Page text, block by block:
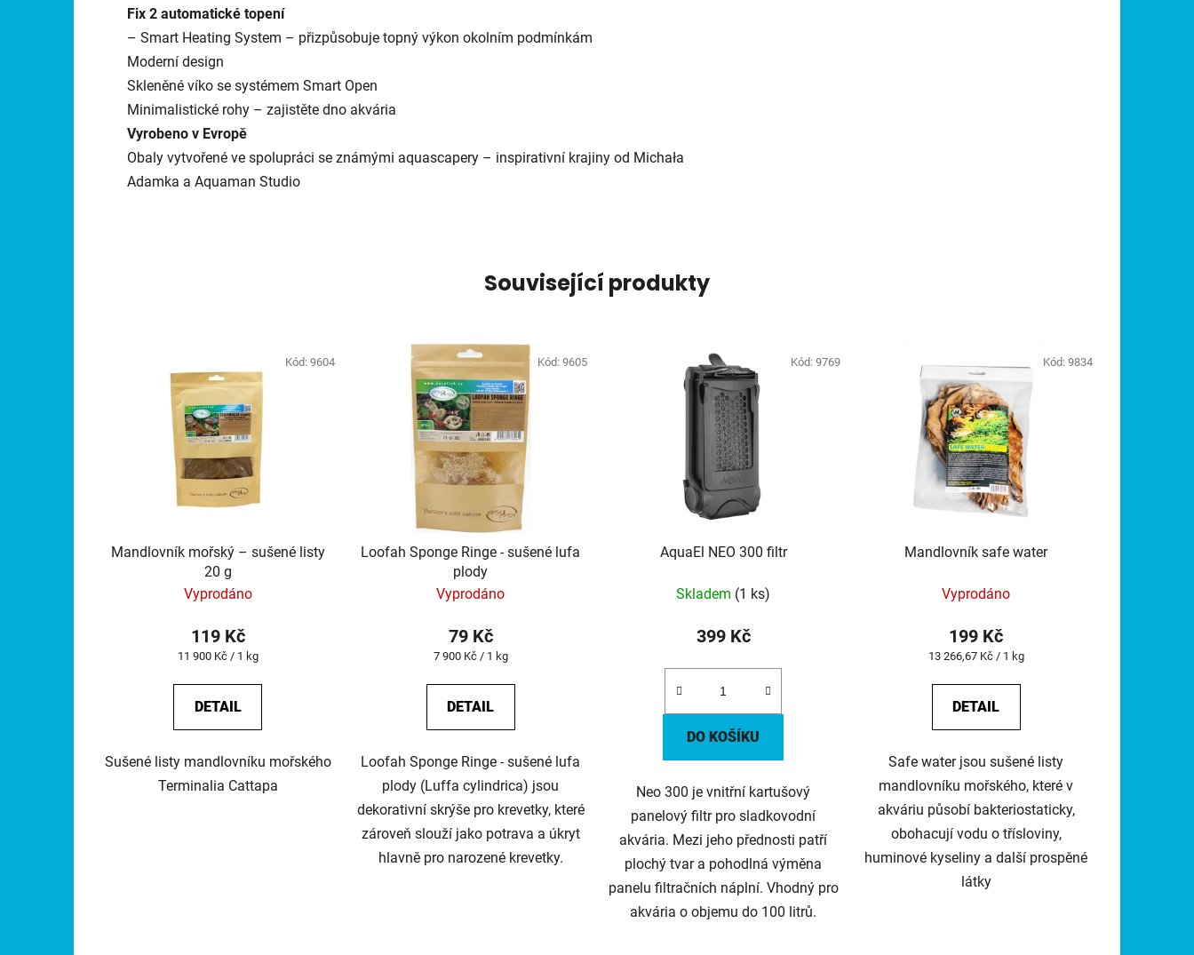
Fix 2 automatické topení
– Smart Heating System – přizpůsobuje topný výkon okolním podmínkám
Moderní design
Skleněné víko se systémem Smart Open
Minimalistické rohy – zajistěte dno akvária
Vyrobeno v Evropě
Obaly vytvořené ve spolupráci se známými aquascapery – inspirativní krajiny od Michała
Adamka a Aquaman Studio
Související produkty
Mandlovník mořský – sušené listy
20 g
Vyprodáno
119 Kč
Měrná
11 900 Kč / 1 kg
DETAIL
Sušené listy mandlovníku mořského
Terminalia Cattapa
Kód: 9604
Loofah Sponge Ringe - sušené lufa
plody
Vyprodáno
79 Kč
Měrná
7 900 Kč / 1 kg
DETAIL
Loofah Sponge Ringe - sušené lufa
plody (Luffa cylindrica) jsou
dekorativní skrýše pro krevetky, které
zároveň slouží jako potrava a úkryt
hlavně pro narozené krevetky.
Kód: 9605
AquaEl NEO 300 filtr
Skladem (1 ks)
399 Kč
DO KOŠÍKU
Neo 300 je vnitřní kartušový
panelový filtr pro sladkovodní
akvária. Mezi jeho přednosti patří
plochý tvar a pohodlná výměna
panelu filtračních náplní. Vhodný pro
akvária o objemu do 100 litrů.
Kód: 9769
Mandlovník safe water
Vyprodáno
199 Kč
Měrná
13 266,67 Kč / 1 kg
DETAIL
Safe water jsou sušené listy
mandlovníku mořského, které v
akváriu působí bakteriostaticky,
obohacují vodu o třísloviny,
huminové kyseliny a další prospěné
látky
Kód: 9834